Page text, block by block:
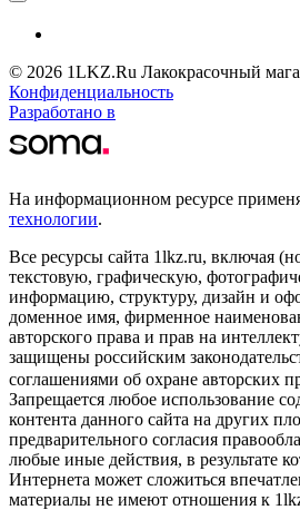
© 2026 1LKZ.Ru Лакокрасочный
Конфиденциальность
Разработано в
На информационном ресурсе
технологии.
Все ресурсы сайта 1lkz.ru, включая
текстовую, графическую,
информацию, структуру, дизайн и
доменное имя, фирменное
авторского права и прав на
защищены российским
соглашениями об охране авторских
Запрещается любое использование
контента данного сайта на других
предварительного согласия
любые иные действия, в результате
Интернета может сложиться
материалы не имеют отношения к